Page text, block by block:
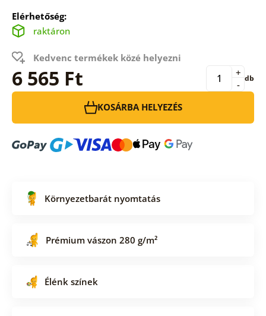
Elérhetőség:
raktáron
Kedvenc termékek közé helyezni
6 565 Ft -
+ db
KOSÁRBA HELYEZÉS
Környezetbarát nyomtatás
Prémium vászon 280 g/m²
Élénk színek